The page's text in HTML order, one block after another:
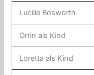
Lucille Bosworth
Orrin als Kind
Loretta als Kind